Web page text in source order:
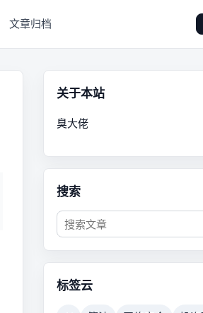
文章归档
关于本站
臭大佬
搜索
标签云